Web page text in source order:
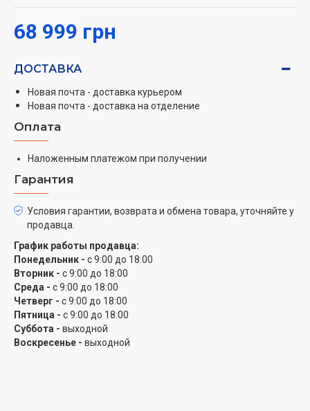
и электронный индикатор от совершаемой дверцы.
Специальные режимы работы прибора и
"отпуск", режим "Экономный", блокировка прибора от
детей.
ХОЛОДИЛЬНАЯ КАМЕРА
Полезный объем холодильной камеры: 479 л.
Система равномерного многопоточного
охлаждения MultiAirflow
Фильтр очистки воздуха AirFreshfilter
Количество полочек из закаленного стекла: 4, в
том числе 3, регулируемых по высоте
Количество дверных полочек: 7, в том числе 2
полочки для масла и сыра Выдвижной
контейнер с лотком для завтрака
Зона свежести VitaFresh plus: хранение
продуктов до 2-х раз дольше
Морозильная камера
68 999 грн
ДОСТАВКА
Новая почта - доставка курьером
Новая почта - доставка на отделение
Оплата
Наложенным платежом при получении
Гарантия
Условия гарантии, возврата и обмена товара, уточняйте у
продавца.
График работы продавца:
Понедельник - с 9:00 до 18:00
Вторник - с 9:00 до 18:00
Среда - с 9:00 до 18:00
Четверг - с 9:00 до 18:00
Пятница - с 9:00 до 18:00
Суббота - выходной
Воскресенье - выходной